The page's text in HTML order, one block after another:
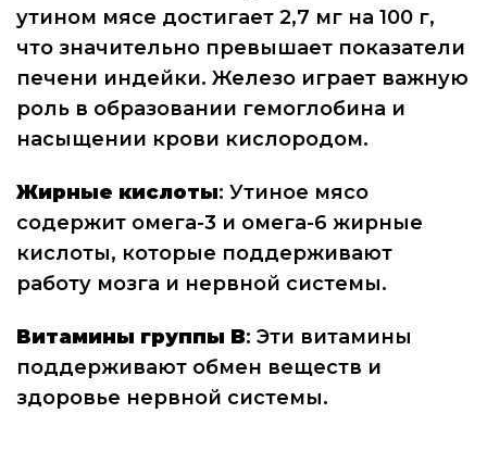
утином мясе достигает 2,7 мг на 100 г,
что значительно превышает показатели
печени индейки. Железо играет важную
роль в образовании гемоглобина и
насыщении крови кислородом.
Жирные кислоты: Утиное мясо
содержит омега-3 и омега-6 жирные
кислоты, которые поддерживают
работу мозга и нервной системы.
Витамины группы B: Эти витамины
поддерживают обмен веществ и
здоровье нервной системы.